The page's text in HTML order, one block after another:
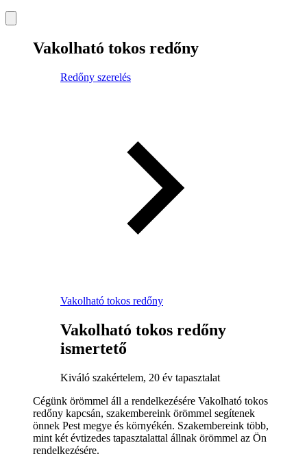
Vakolható tokos redőny
Redőny szerelés
Vakolható tokos redőny
Vakolható tokos redőny
ismertető
Kiváló szakértelem, 20 év tapasztalat
Cégünk örömmel áll a rendelkezésére Vakolható tokos
redőny kapcsán, szakembereink örömmel segítenek
önnek Pest megye és környékén. Szakembereink több,
mint két évtizedes tapasztalattal állnak örömmel az Ön
rendelkezésére.